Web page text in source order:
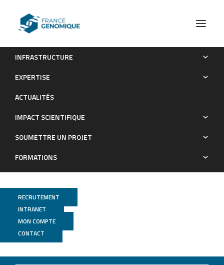
INFRASTRUCTURE
EXPERTISE
ACTUALITÉS
IMPACT SCIENTIFIQUE
SOUMETTRE UN PROJET
FORMATIONS
RECRUTEMENT
INTRANET
MON COMPTE
CONTACT
Microbiome Influences Prenatal and Adult Microglia in a
Publications
GenomiqueENS